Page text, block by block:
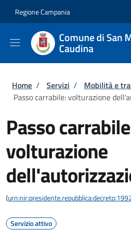
Regione Campania
Comune di San
Caudina
Briciole di pane
Home / Servizi / Mobilità e
Passo carrabile: volturazione
Passo
volturazione
(
Servizio attivo